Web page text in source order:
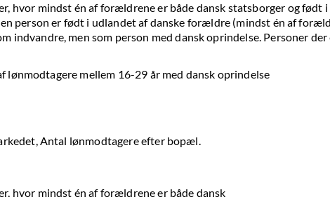
hvor mindst én af forældrene er både dansk statsborger og født
person er født i udlandet af danske forældre (mindst én af
indvandre, men som person med dansk oprindelse. Personer
lønmodtagere mellem 16-29 år med dansk oprindelse
Antal lønmodtagere efter bopæl.
hvor mindst én af forældrene er både dansk